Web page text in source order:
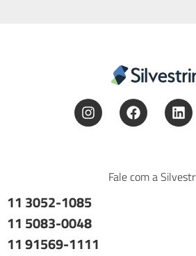
Fale com a
11 3052-1085
11 5083-0048
11 91569-1111